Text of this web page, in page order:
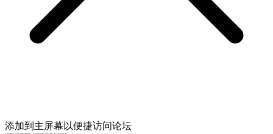
添加到主屏幕以便捷访问论坛